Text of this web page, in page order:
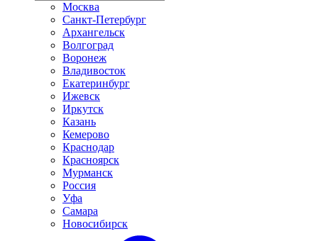
Москва
Санкт-Петербург
Архангельск
Волгоград
Воронеж
Владивосток
Екатеринбург
Ижевск
Иркутск
Казань
Кемерово
Краснодар
Красноярск
Мурманск
Россия
Уфа
Самара
Новосибирск